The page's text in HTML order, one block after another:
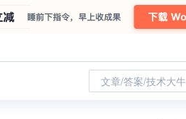
文章/答案/技术大牛